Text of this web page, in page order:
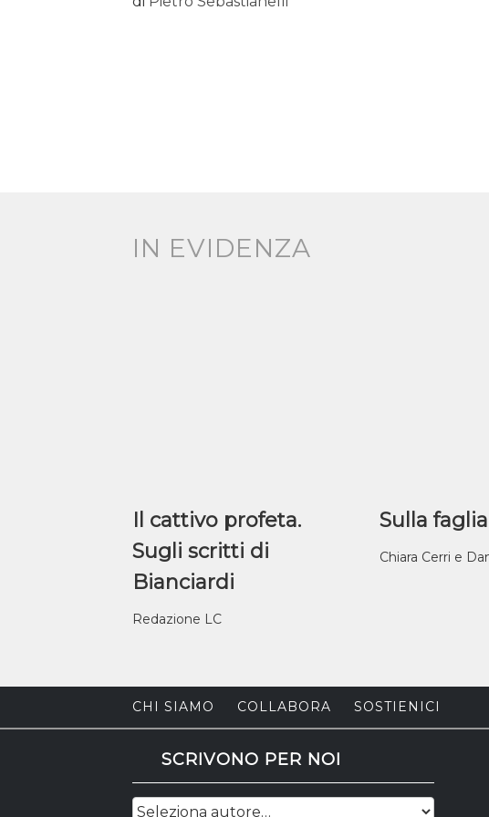
IN EVIDENZA
Il cattivo profeta.
Sugli scritti di
Bianciardi
Redazione LC
Sulla faglia
Chiara Cerri e
CHI SIAMO COLLABORA SOSTIENICI
SCRIVONO PER NOI